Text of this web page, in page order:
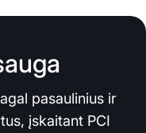
pasaulinius ir
įskaitant PCI